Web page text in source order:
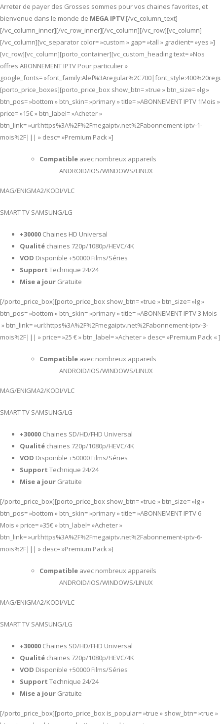
Arreter de payer des Grosses sommes pour vos chaines favorites, et
bienvenue dans le monde de MEGA IPTV.[/vc_column_text]
[/vc_column_inner][/vc_row_inner][/vc_column][/vc_row][vc_column]
[/vc_column][vc_separator color= »custom » gap= »tall » gradient= »yes »]
[vc_row][vc_column][porto_container][vc_custom_heading text= »Nos
offres ABONNEMENT IPTV Pour particulier »
google_fonts=
[porto_price_boxes][porto_price_box show_btn= »true » btn_size= »lg »
btn_pos= »bottom » btn_skin= »primary » title= »ABONNEMENT IPTV 1Mois »
price= »15€ » btn_label= »Acheter »
btn_link= »url:https%3A%2F%2Fmegaiptv.net%2Fabonnement-iptv-1-
mois%2F||| » desc= »Premium Pack »]
Compatible avec nombreux appareils
ANDROID/IOS/WINDOWS/LINUX
MAG/ENIGMA2/KODI/VLC
SMART TV SAMSUNG/LG
+30000 Chaines HD Universal
Qualité chaines 720p/1080p/HEVC/4K
VOD Disponible +50000 Films/Séries
Support Technique 24/24
Mise a jour Gratuite
[/porto_price_box][porto_price_box show_btn= »true » btn_size= »lg »
btn_pos= »bottom » btn_skin= »primary » title= »ABONNEMENT IPTV 3 Mois
» btn_link= »url:https%3A%2F%2Fmegaiptv.net%2Fabonnement-iptv-3-
mois%2F||| » price= »25 € » btn_label= »Acheter » desc= »Premium Pack « ]
Compatible avec nombreux appareils
ANDROID/IOS/WINDOWS/LINUX
MAG/ENIGMA2/KODI/VLC
SMART TV SAMSUNG/LG
+30000 Chaines SD/HD/FHD Universal
Qualité chaines 720p/1080p/HEVC/4K
VOD Disponible +50000 Films/Séries
Support Technique 24/24
Mise a jour Gratuite
[/porto_price_box][porto_price_box show_btn= »true » btn_size= »lg »
btn_pos= »bottom » btn_skin= »primary » title= »ABONNEMENT IPTV 6
Mois » price= »35€ » btn_label= »Acheter »
btn_link= »url:https%3A%2F%2Fmegaiptv.net%2Fabonnement-iptv-6-
mois%2F||| » desc= »Premium Pack »]
Compatible avec nombreux appareils
ANDROID/IOS/WINDOWS/LINUX
MAG/ENIGMA2/KODI/VLC
SMART TV SAMSUNG/LG
+30000 Chaines SD/HD/FHD Universal
Qualité chaines 720p/1080p/HEVC/4K
VOD Disponible +50000 Films/Séries
Support Technique 24/24
Mise a jour Gratuite
[/porto_price_box][porto_price_box is_popular= »true » show_btn= »true »